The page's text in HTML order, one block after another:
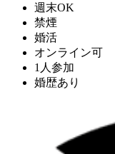
週末OK
禁煙
婚活
オンライン可
1人参加
婚歴あり